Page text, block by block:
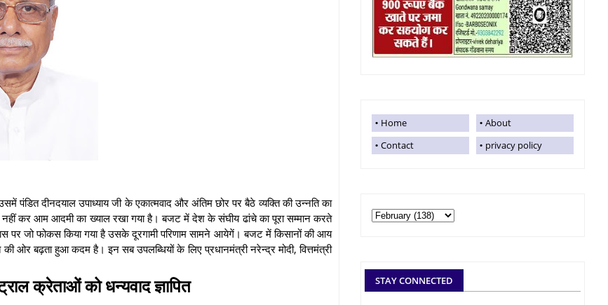
पंडित दीनदयाल उपाध्याय जी के एकात्मवाद और अंतिम छोर पर बैठे व्यक्ति की उन्नति का
नहीं कर आम आदमी का ख्याल रखा गया है। बजट में देश के संघीय ढांचे का पूरा सम्मान करते
पर जो फोकस किया गया है उसके दूरगामी परिणाम सामने आयेगें। बजट में किसानों की आय
ओर बढ़ता हुआ कदम है। इन सब उपलब्धियों के लिए प्रधानमंत्री नरेन्द्र मोदी, वित्तमंत्री
क्रेताओं को धन्यवाद ज्ञापित
Home
About
Contact
privacy policy
STAY CONNECTED